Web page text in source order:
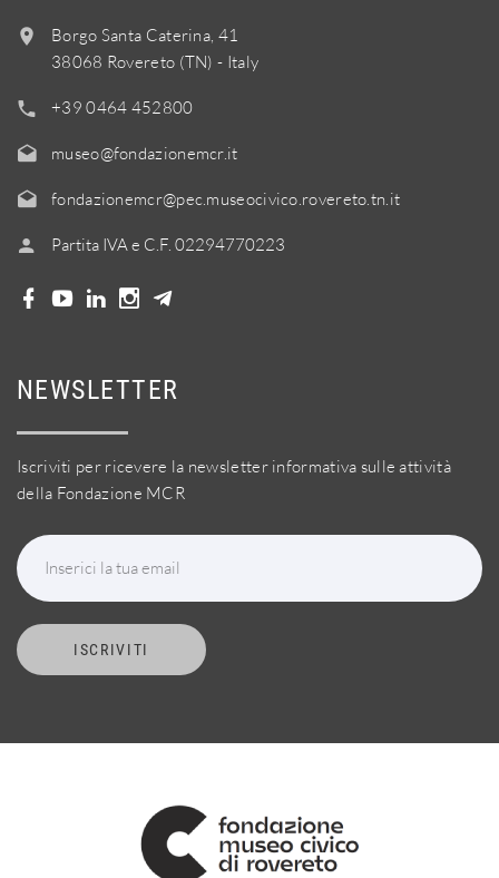
Borgo Santa Caterina, 41
38068 Rovereto (TN) - Italy
+39 0464 452800
museo@fondazionemcr.it
fondazionemcr@pec.museocivico.rovereto.tn.it
Partita IVA e C.F. 02294770223
NEWSLETTER
Iscriviti per ricevere la newsletter informativa sulle attività
della Fondazione MCR
Inserici la tua email
ISCRIVITI